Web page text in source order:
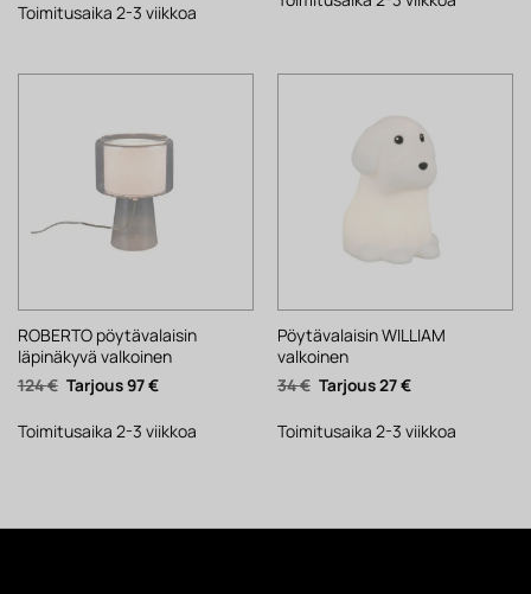
169 €. 132 €.
Toimitusaika 2-3 viikkoa
ROBERTO pöytävalaisin
läpinäkyvä valkoinen
124€ Alkuperäinen
hinta
124 €.
97€Nykyinen
97 €.
Toimitusaika 2-3 viikkoa
Pöytävalaisin WILLIAM
valkoinen
34€ Alkuperäinen
hinta
34 €.
27€Nykyinen
27 €.
Toimitusaika 2-3 viikkoa